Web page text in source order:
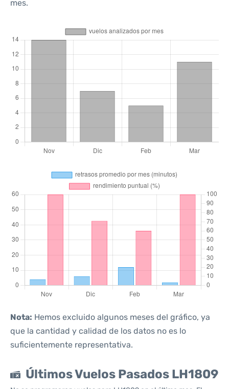
mes.
Nota: Hemos excluido algunos meses del gráfico, ya
que la cantidad y calidad de los datos no es lo
suficientemente representativa.
Últimos Vuelos Pasados LH1809